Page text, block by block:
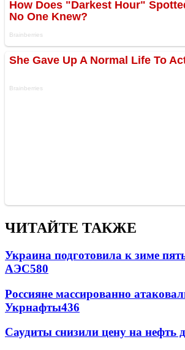
ЧИТАЙТЕ ТАКЖЕ
Украина подготовила к зиме
АЭС580
Россияне массированно
Укрнафты436
Саудиты снизили цену на нефть